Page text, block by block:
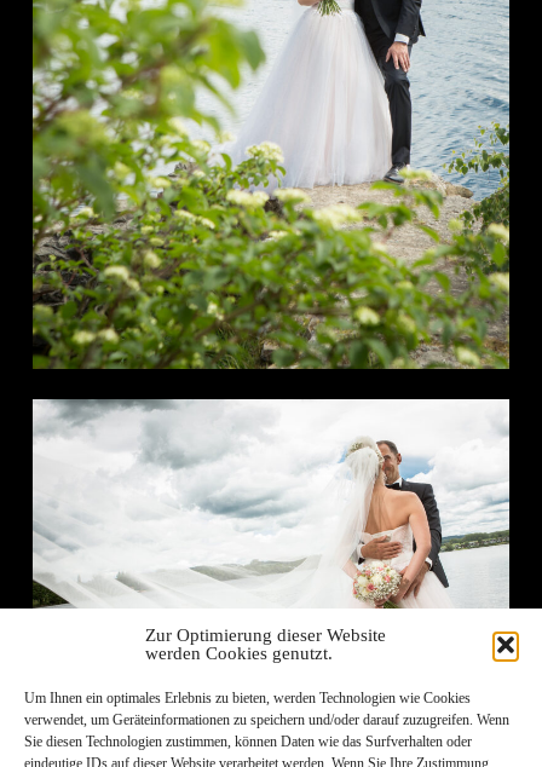
Zur Optimierung dieser Website
werden Cookies genutzt.
Um Ihnen ein optimales Erlebnis zu bieten, werden Technologien wie Cookies
verwendet, um Geräteinformationen zu speichern und/oder darauf zuzugreifen. Wenn
Sie diesen Technologien zustimmen, können Daten wie das Surfverhalten oder
eindeutige IDs auf dieser Website verarbeitet werden. Wenn Sie Ihre Zustimmung